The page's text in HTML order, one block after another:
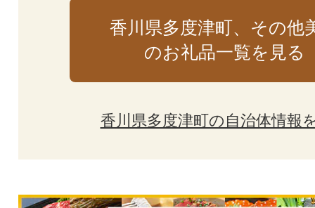
香川県多度津町、その他
のお礼品一覧を見る
香川県多度津町の自治体情報